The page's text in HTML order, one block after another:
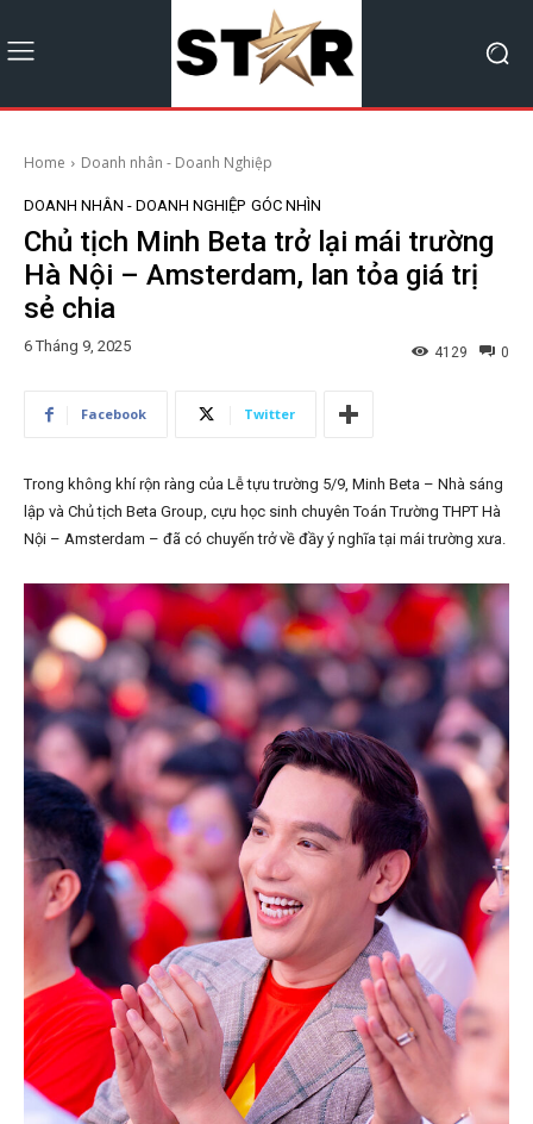
Home Doanh nhân - Doanh Nghiệp
DOANH NHÂN - DOANH NGHIỆP GÓC NHÌN
Chủ tịch Minh Beta trở lại mái trường
Hà Nội – Amsterdam, lan tỏa giá trị
sẻ chia
6 Tháng 9, 2025 0
4129
Facebook Twitter
Trong không khí rộn ràng của Lễ tựu trường 5/9, Minh Beta – Nhà sáng
lập và Chủ tịch Beta Group, cựu học sinh chuyên Toán Trường THPT Hà
Nội – Amsterdam – đã có chuyến trở về đầy ý nghĩa tại mái trường xưa.